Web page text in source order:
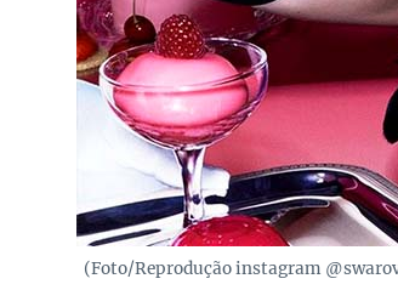
(Foto/Reprodução instagram